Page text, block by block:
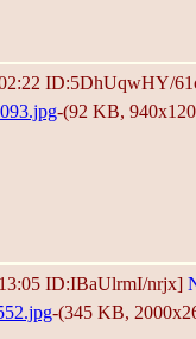
ID:5DhUqwHY/
-(92 KB,
ID:IBaUlrmI/nrjx]
-(345 KB,